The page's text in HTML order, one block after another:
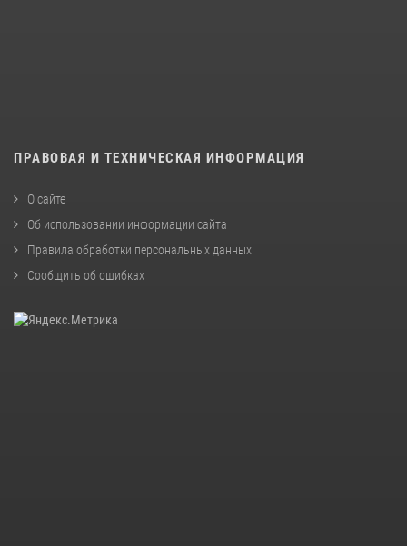
ПРАВОВАЯ И ТЕХНИЧЕСКАЯ ИНФОРМАЦИЯ
О сайте
Об использовании информации сайта
Правила обработки персональных данных
Сообщить об ошибках